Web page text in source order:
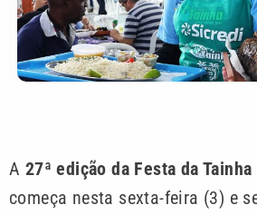
A 27ª edição da Festa da
começa nesta sexta-feira (3) e